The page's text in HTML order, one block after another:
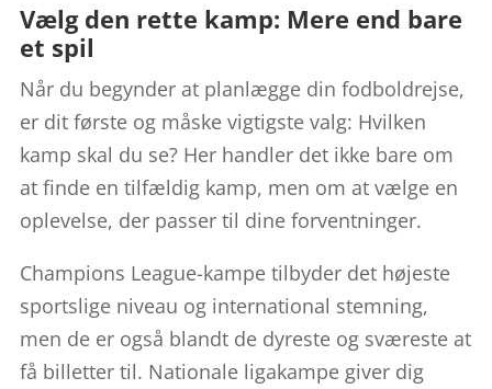
Vælg den rette kamp: Mere end bare
et spil
Når du begynder at planlægge din fodboldrejse,
er dit første og måske vigtigste valg: Hvilken
kamp skal du se? Her handler det ikke bare om
at finde en tilfældig kamp, men om at vælge en
oplevelse, der passer til dine forventninger.
Champions League-kampe tilbyder det højeste
sportslige niveau og international stemning,
men de er også blandt de dyreste og sværeste at
få billetter til. Nationale ligakampe giver dig